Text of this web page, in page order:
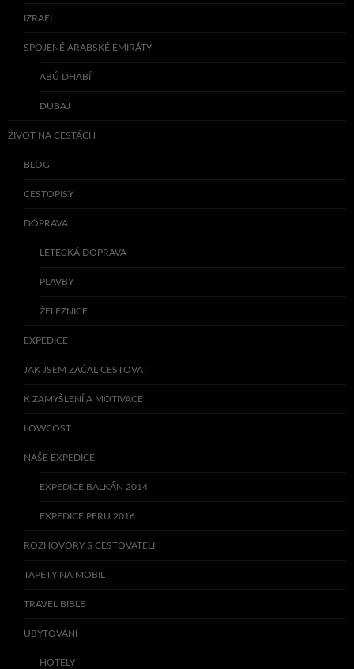
IZRAEL
SPOJENÉ ARABSKÉ EMIRÁTY
ABÚ DHABÍ
DUBAJ
ŽIVOT NA CESTÁCH
BLOG
CESTOPISY
DOPRAVA
LETECKÁ DOPRAVA
PLAVBY
ŽELEZNICE
EXPEDICE
JAK JSEM ZAČAL CESTOVAT!
K ZAMYŠLENÍ A MOTIVACE
LOWCOST
NAŠE EXPEDICE
EXPEDICE BALKÁN 2014
EXPEDICE PERU 2016
ROZHOVORY S CESTOVATELI
TAPETY NA MOBIL
TRAVEL BIBLE
UBYTOVÁNÍ
HOTELY